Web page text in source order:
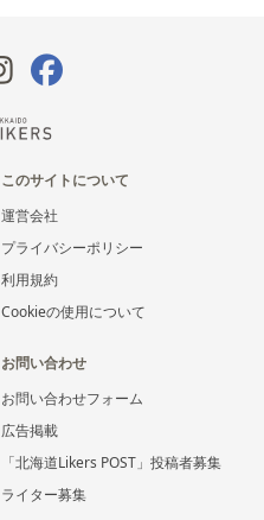
このサイトについて
運営会社
プライバシーポリシー
利用規約
Cookieの使用について
お問い合わせ
お問い合わせフォーム
広告掲載
「北海道Likers POST」投稿者募集
ライター募集